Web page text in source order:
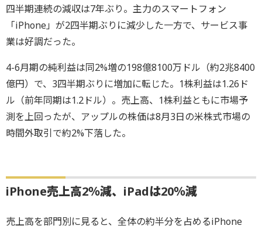
四半期連続の減収は7年ぶり。主力のスマートフォン
「iPhone」が2四半期ぶりに減少した一方で、サービス事
業は好調だった。
4-6月期の純利益は同2%増の198億8100万ドル（約2兆8400
億円）で、3四半期ぶりに増加に転じた。1株利益は1.26ド
ル（前年同期は1.2ドル）。売上高、1株利益ともに市場予
測を上回ったが、アップルの株価は8月3日の米株式市場の
時間外取引で約2%下落した。
iPhone売上高2％減、iPadは20％減
売上高を部門別に見ると、全体の約半分を占めるiPhone